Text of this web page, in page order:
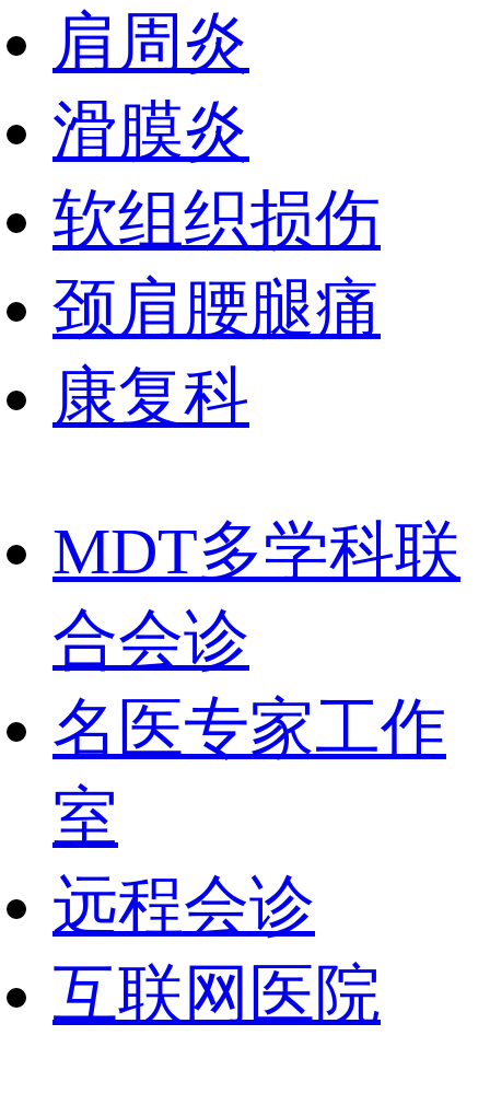
肩周炎
滑膜炎
软组织损伤
颈肩腰腿痛
康复科
MDT多学科联
合会诊
名医专家工作
室
远程会诊
互联网医院